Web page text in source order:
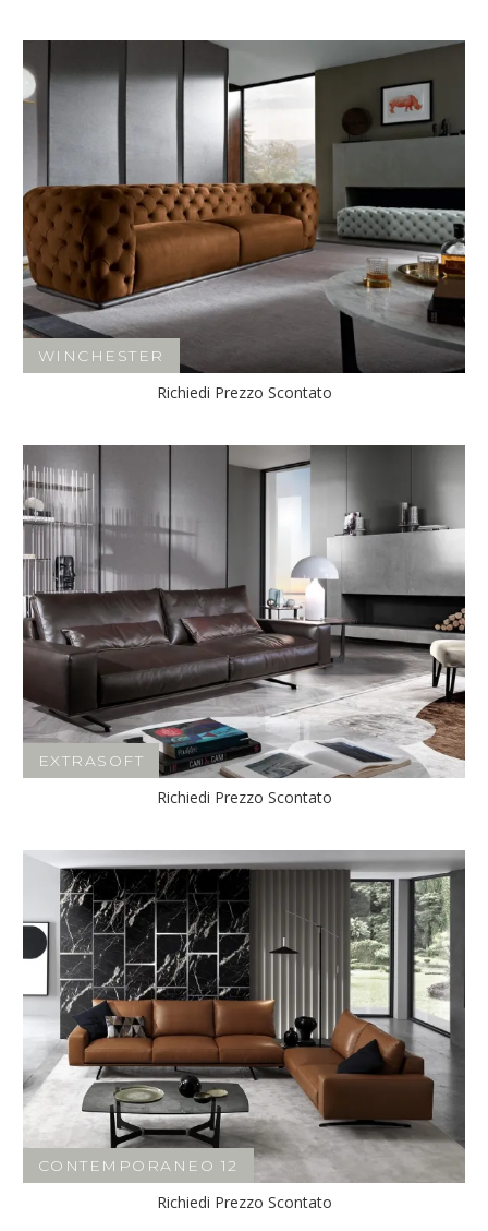
WINCHESTER
Richiedi Prezzo Scontato
EXTRASOFT
Richiedi Prezzo Scontato
CONTEMPORANEO 12
Richiedi Prezzo Scontato